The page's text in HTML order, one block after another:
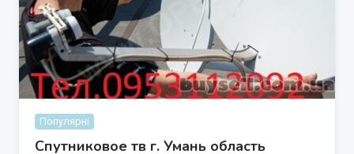
Популярні
Спутниковое тв г. Умань область